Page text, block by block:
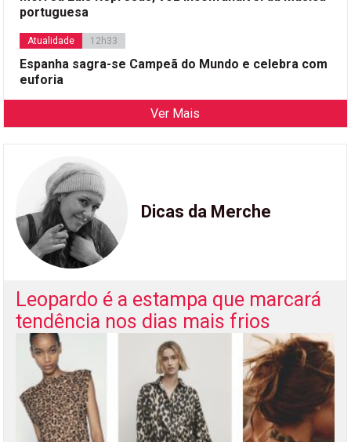
portuguesa
Atualidade 12h33
Espanha sagra-se Campeã do Mundo e celebra com
euforia
Ver Mais
Dicas da Merche
Leopardo é a estampa que marcará
tendência nos dias mais frios